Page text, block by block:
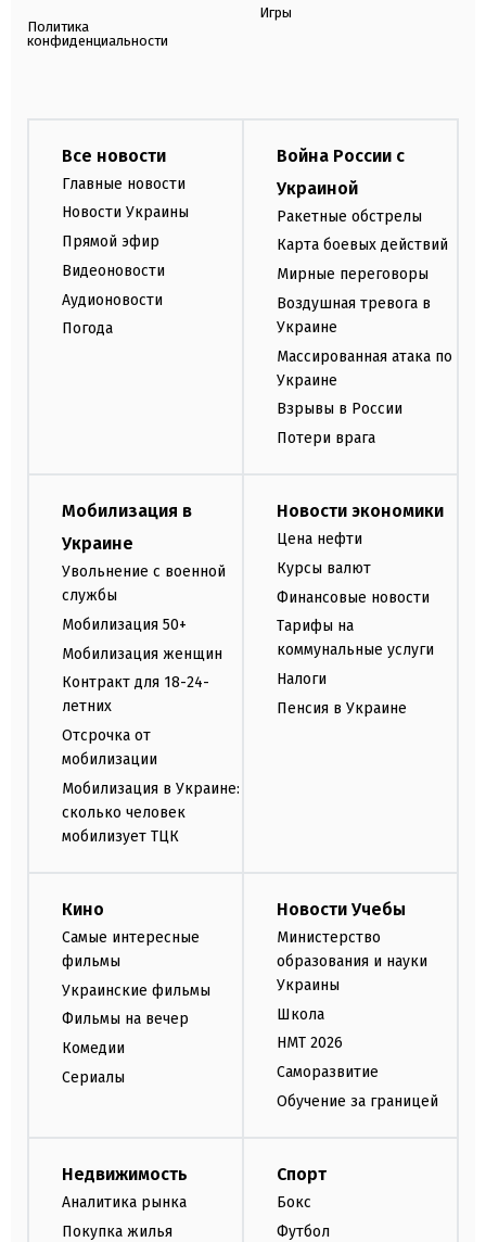
Политика
конфиденциальности
Игры
Все новости
Главные новости
Новости Украины
Прямой эфир
Видеоновости
Аудионовости
Погода
Война России с
Украиной
Ракетные обстрелы
Карта боевых действий
Мирные переговоры
Воздушная тревога в
Украине
Массированная атака по
Украине
Взрывы в России
Потери врага
Мобилизация в
Украине
Увольнение с военной
службы
Мобилизация 50+
Мобилизация женщин
Контракт для 18-24-
летних
Отсрочка от
мобилизации
Мобилизация в Украине:
сколько человек
мобилизует ТЦК
Новости экономики
Цена нефти
Курсы валют
Финансовые новости
Тарифы на
коммунальные услуги
Налоги
Пенсия в Украине
Кино
Самые интересные
фильмы
Украинские фильмы
Фильмы на вечер
Комедии
Сериалы
Новости Учебы
Министерство
образования и науки
Украины
Школа
НМТ 2026
Саморазвитие
Обучение за границей
Недвижимость
Аналитика рынка
Покупка жилья
Спорт
Бокс
Футбол